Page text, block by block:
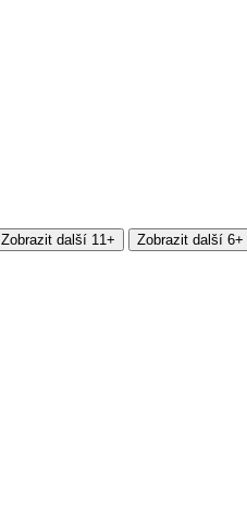
Zobrazit další 11+ Zobrazit další 6+